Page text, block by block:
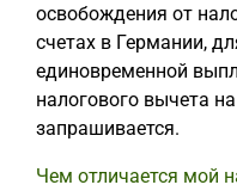
освобождения от
счетах в Германии,
единовременной
налогового вычета
запрашивается.
Чем отличается мой